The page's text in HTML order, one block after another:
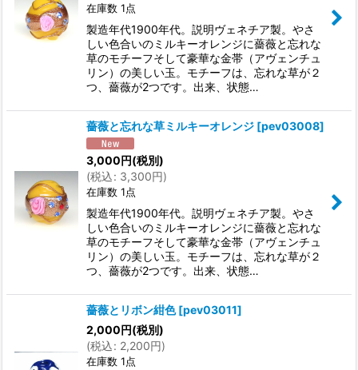
在庫数 1点
製造年代1900年代。説明ヴェネチア製。やさ
しい色合いのミルキーオレンジに薔薇と忘れな
草のモチーフそして豪華な金帯（アヴェンチュ
リン）の美しい玉。モチーフは、忘れな草が２
つ、薔薇が2つです。出来、状態…
薔薇と忘れな草ミルキーオレンジ [pev03008]
3,000 円(税別)
(税込: 3,300円)
在庫数 1点
製造年代1900年代。説明ヴェネチア製。やさ
しい色合いのミルキーオレンジに薔薇と忘れな
草のモチーフそして豪華な金帯（アヴェンチュ
リン）の美しい玉。モチーフは、忘れな草が２
つ、薔薇が2つです。出来、状態…
薔薇とリボン紺色 [pev03011]
2,000 円(税別)
(税込: 2,200円)
在庫数 1点